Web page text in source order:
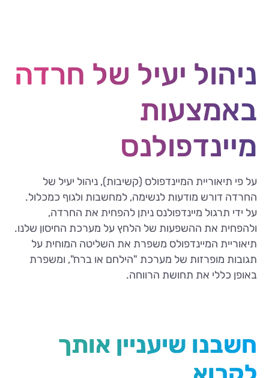
ניהול יעיל של חרדה
באמצעות
מיינדפולנס
על פי תיאוריית המיינדפולס (קשיבות), ניהול יעיל של
החרדה דורש מודעות לנשימה, למחשבות ולגוף כמכלול.
על ידי תרגול מיינדפולנס ניתן להפחית את החרדה,
ולהפחית את ההשפעות של הלחץ על מערכת החיסון שלנו.
תיאוריית המיינדפולס משפרת את השליטה המוחית על
תגובות מופרזות של מערכת "הילחם או ברח", ומשפרת
באופן כללי את תחושת הרווחה.
חשבנו שיעניין אותך